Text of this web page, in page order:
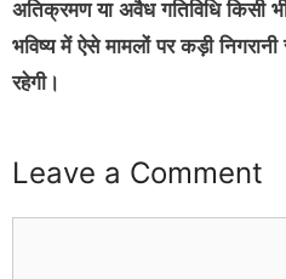
अतिक्रमण या अवैध गतिविधि किसी
भविष्य में ऐसे मामलों पर कड़ी निगरानी
रहेगी।
Leave a Comment